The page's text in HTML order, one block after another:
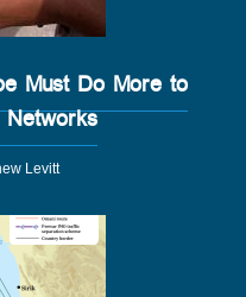
Must Do More to
Levitt